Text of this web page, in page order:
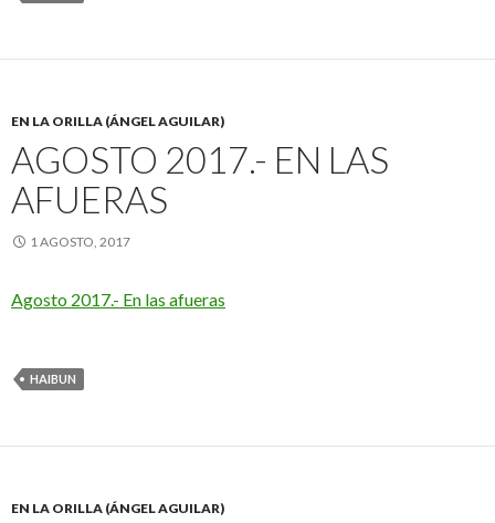
EN LA ORILLA (ÁNGEL AGUILAR)
AGOSTO 2017.- EN LAS
AFUERAS
1 AGOSTO, 2017
Agosto 2017.- En las afueras
HAIBUN
EN LA ORILLA (ÁNGEL AGUILAR)